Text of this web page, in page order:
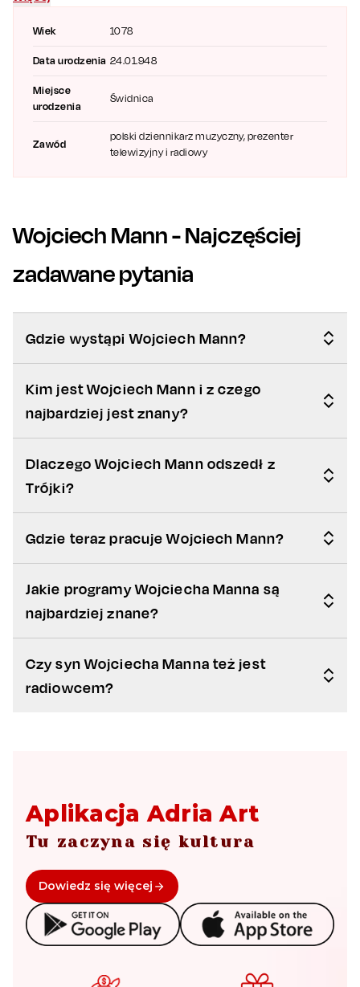
Wiek 1078
Data urodzenia 24.01.948
Miejsce
urodzenia
Świdnica
Zawód
polski dziennikarz muzyczny, prezenter
telewizyjny i radiowy
Wojciech Mann- Najczęściej
zadawane pytania
Gdzie wystąpi Wojciech Mann?
Kim jest Wojciech Mann i z czego
najbardziej jest znany?
Dlaczego Wojciech Mann odszedł z
Trójki?
Gdzie teraz pracuje Wojciech Mann?
Jakie programy Wojciecha Manna są
najbardziej znane?
Czy syn Wojciecha Manna też jest
radiowcem?
Aplikacja Adria Art
Tu zaczyna się kultura
Dowiedz się więcej